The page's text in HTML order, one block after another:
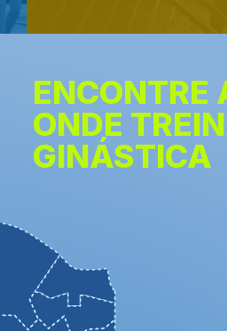
ENCONTRE
ONDE
GINÁSTICA